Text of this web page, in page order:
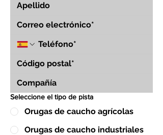
Seleccione el tipo de pista
Orugas de caucho agrícolas
Orugas de caucho industriales